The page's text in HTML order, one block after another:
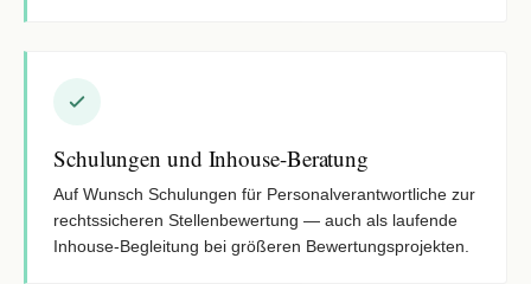
Schulungen und Inhouse-Beratung
Auf Wunsch Schulungen für Personalverantwortliche zur
rechtssicheren Stellenbewertung — auch als laufende
Inhouse-Begleitung bei größeren Bewertungsprojekten.